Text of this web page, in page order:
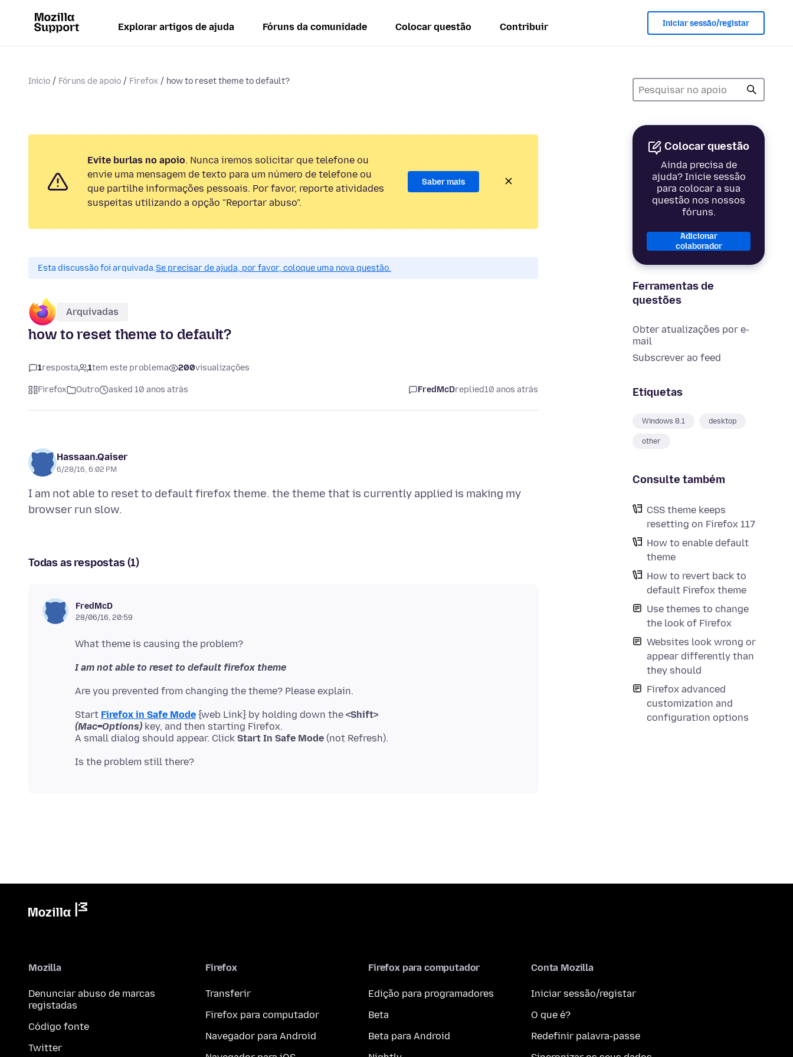
Explorar artigos de ajuda Fóruns da comunidade Colocar questão Contribuir Iniciar sessão/registar
Início Fóruns de apoio Firefox how to reset theme to default?
Colocar questão
Ainda precisa de
ajuda? Inicie sessão
para colocar a sua
questão nos nossos
fóruns.
Adicionar
colaborador
Ferramentas de
questões
Obter atualizações por e-
mail
Subscrever ao feed
Etiquetas
Windows 8.1 desktop
other
Consulte também
CSS theme keeps
resetting on Firefox 117
How to enable default
theme
How to revert back to
default Firefox theme
Use themes to change
the look of Firefox
Websites look wrong or
appear differently than
they should
Firefox advanced
customization and
configuration options
Evite burlas no apoio. Nunca iremos solicitar que telefone ou
envie uma mensagem de texto para um número de telefone ou
que partilhe informações pessoais. Por favor, reporte atividades
suspeitas utilizando a opção "Reportar abuso".
Saber mais
Esta discussão foi arquivada.Se precisar de ajuda, por favor, coloque uma nova questão.
Arquivadas
how to reset theme to default?
1resposta 1tem este problema 200visualizações
Firefox Outro asked 10 anos atrás FredMcDreplied10 anos atrás
Hassaan.Qaiser
6/28/16, 6:02 PM
I am not able to reset to default firefox theme. the theme that is currently applied is making my
Todas as respostas (1)
FredMcD
28/06/16, 20:59
I am not able to reset to default firefox theme
Start Firefox in Safe Mode {web Link} by holding down the <Shift>
(Mac=Options) key, and then starting Firefox.
A small dialog should appear. Click Start In Safe Mode
Mozilla
Denunciar abuso de marcas
registadas
Código fonte
Twitter
Firefox
Transferir
Firefox para computador
Navegador para Android
Firefox para computador
Edição para programadores
Beta
Beta para Android
Conta Mozilla
Iniciar sessão/registar
O que é?
Redefinir palavra-passe